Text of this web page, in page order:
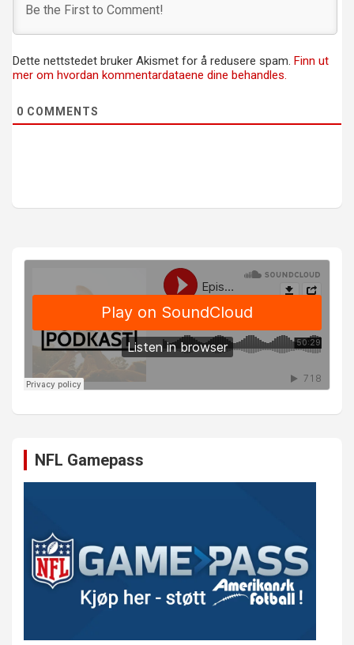
Dette nettstedet bruker Akismet for å redusere spam. Finn ut
mer om hvordan kommentardataene dine behandles.
0 COMMENTS
NFL Gamepass